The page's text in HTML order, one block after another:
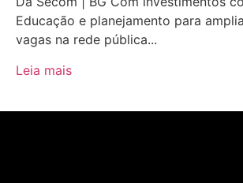
Educação e planejamento para
vagas na rede pública...
Leia mais